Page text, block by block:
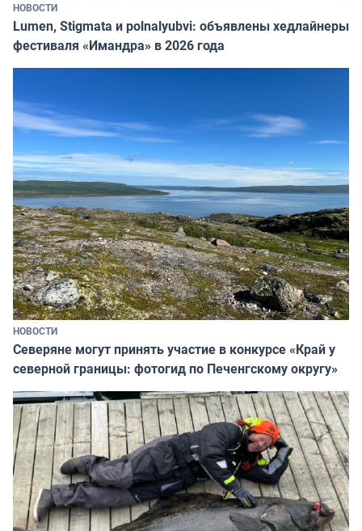
НОВОСТИ
Lumen, Stigmata и polnalyubvi: объявлены хедлайнеры
фестиваля «Имандра» в 2026 года
НОВОСТИ
Северяне могут принять участие в конкурсе «Край у
северной границы: фотогид по Печенгскому округу»